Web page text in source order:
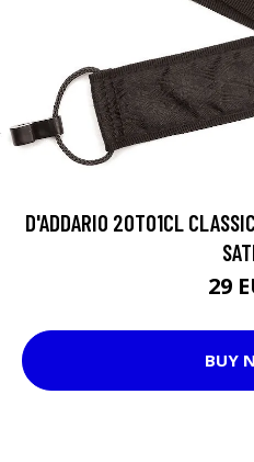
D'ADDARIO 20T01CL
29
BUY